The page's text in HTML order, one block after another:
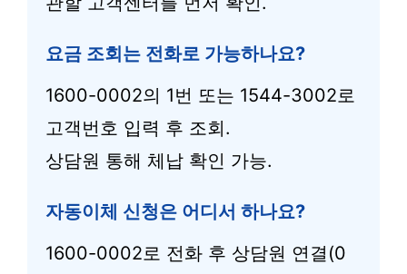
요금 조회는 전화로 가능하나요?
1600-0002의 1번 또는 1544-3002로
고객번호 입력 후 조회.
상담원 통해 체납 확인 가능.
자동이체 신청은 어디서 하나요?
1600-0002로 전화 후 상담원 연결(0